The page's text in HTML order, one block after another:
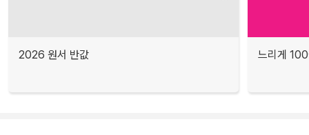
2026 원서 반값 느리게